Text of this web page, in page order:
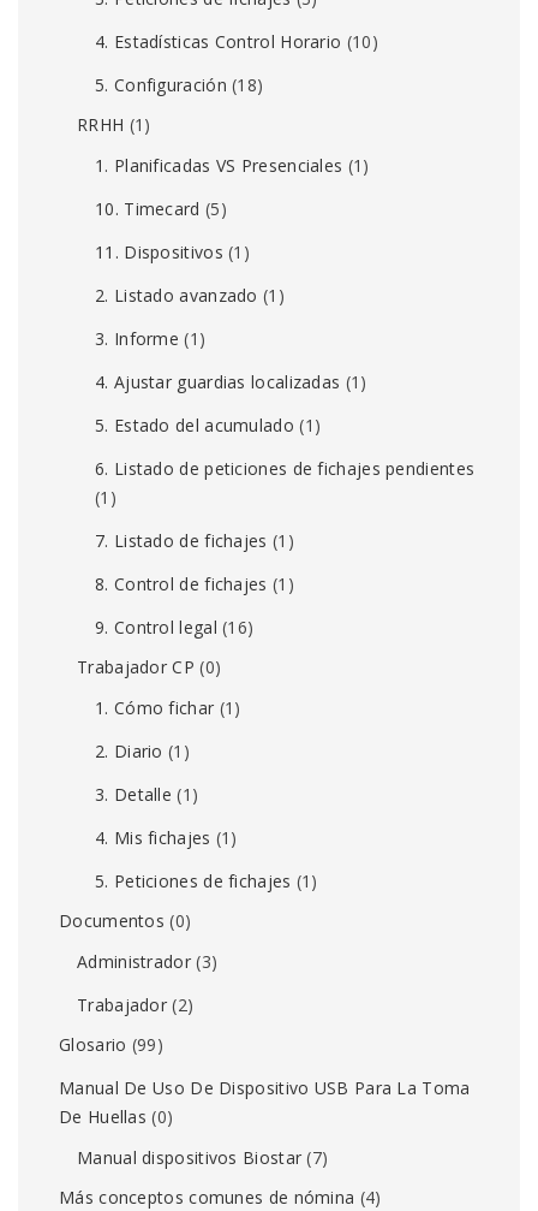
4. Estadísticas Control Horario (10)
5. Configuración (18)
RRHH (1)
1. Planificadas VS Presenciales (1)
10. Timecard (5)
11. Dispositivos (1)
2. Listado avanzado (1)
3. Informe (1)
4. Ajustar guardias localizadas (1)
5. Estado del acumulado (1)
6. Listado de peticiones de fichajes pendientes
(1)
7. Listado de fichajes (1)
8. Control de fichajes (1)
9. Control legal (16)
Trabajador CP (0)
1. Cómo fichar (1)
2. Diario (1)
3. Detalle (1)
4. Mis fichajes (1)
5. Peticiones de fichajes (1)
Documentos (0)
Administrador(3)
Trabajador (2)
Glosario (99)
Manual De Uso De Dispositivo USB Para La Toma
De Huellas (0)
Manual dispositivos Biostar (7)
Más conceptos comunes de nómina (4)